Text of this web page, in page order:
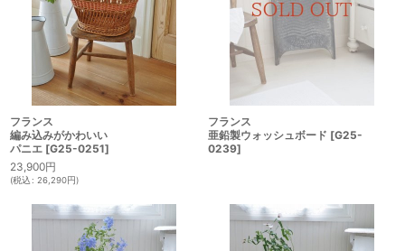
フランス
編み込みがかわいい
パニエ [G25-0251]
23,900円
(税込: 26,290円)
フランス
亜鉛製ウォッシュボード [G25-
0239]